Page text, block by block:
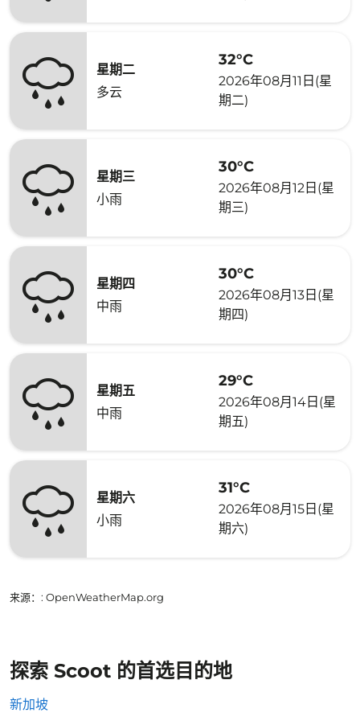
星期二
多云
32°C
2026年08月11日(星
期二)
星期三
小雨
30°C
2026年08月12日(星
期三)
星期四
中雨
30°C
2026年08月13日(星
期四)
星期五
中雨
29°C
2026年08月14日(星
期五)
星期六
小雨
31°C
2026年08月15日(星
期六)
来源： : OpenWeatherMap.org
探索 Scoot 的首选目的地
新加坡